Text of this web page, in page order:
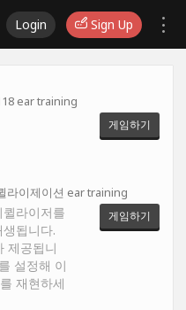
Login Sign Up
ear training
게임하기
라이제이션 ear training
라이저를
됩니다.
제공됩니
설정해 이
재현하세
게임하기